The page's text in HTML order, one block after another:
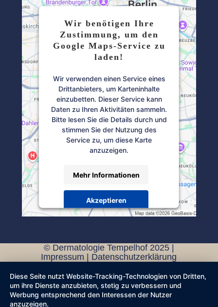
Wir benötigen Ihre
Zustimmung, um den
Google Maps-Service zu
laden!
Wir verwenden einen Service eines
Drittanbieters, um Karteninhalte
einzubetten. Dieser Service kann
Daten zu Ihren Aktivitäten sammeln.
Bitte lesen Sie die Details durch und
stimmen Sie der Nutzung des
Service zu, um diese Karte
anzuzeigen.
Mehr Informationen
Akzeptieren
Powered byUsercentrics Consent
© Dermatologie Tempelhof 2025 |
Impressum
Datenschutzerklärung
Diese Seite nutzt Website-Tracking-Technologien von Dritten,
um ihre Dienste anzubieten, stetig zu verbessern und
Werbung entsprechend den Interessen der Nutzer
anzuzeigen.